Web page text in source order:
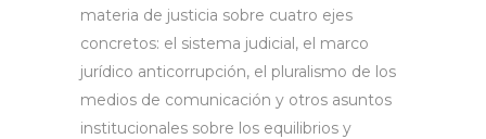
materia de justicia sobre cuatro ejes
concretos: el sistema judicial, el marco
jurídico anticorrupción, el pluralismo de los
medios de comunicación y otros asuntos
institucionales sobre los equilibrios y